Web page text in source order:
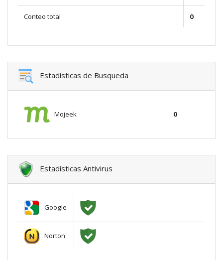
Conteo total 0
Estadísticas de Busqueda
Mojeek 0
Estadísticas Antivirus
Google
Norton